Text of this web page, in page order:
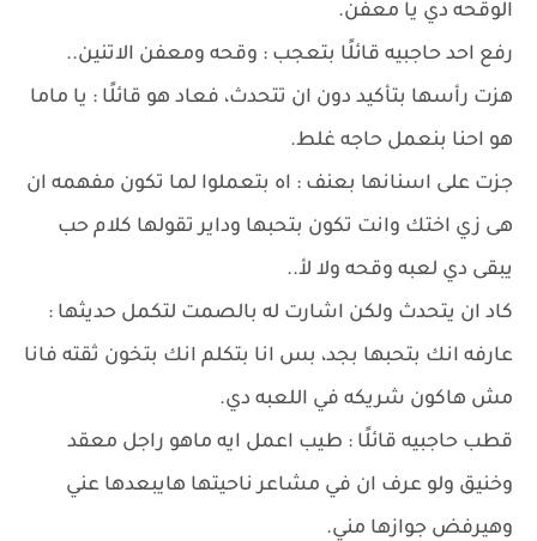
الوقحه دي يا معفن.
رفع احد حاجبيه قائلًا بتعجب : وقحه ومعفن الاتنين..
هزت رأسها بتأكيد دون ان تتحدث، فعاد هو قائلًا : يا ماما
هو احنا بنعمل حاجه غلط.
جزت على اسنانها بعنف : اه بتعملوا لما تكون مفهمه ان
هى زي اختك وانت تكون بتحبها وداير تقولها كلام حب
يبقى دي لعبه وقحه ولا لأ..
كاد ان يتحدث ولكن اشارت له بالصمت لتكمل حديثها :
عارفه انك بتحبها بجد، بس انا بتكلم انك بتخون ثقته فانا
مش هاكون شريكه في اللعبه دي.
قطب حاجبيه قائلًا : طيب اعمل ايه ماهو راجل معقد
وخنيق ولو عرف ان في مشاعر ناحيتها هايبعدها عني
وهيرفض جوازها مني.